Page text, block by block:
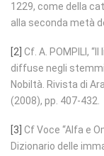
1229, come della
alla seconda metà
[2] Cf. A. POMPILI,
diffuse negli
Nobiltà. Rivista di
(2008), pp. 407-432.
[3] Cf Voce “Alfa e
Dizionario delle